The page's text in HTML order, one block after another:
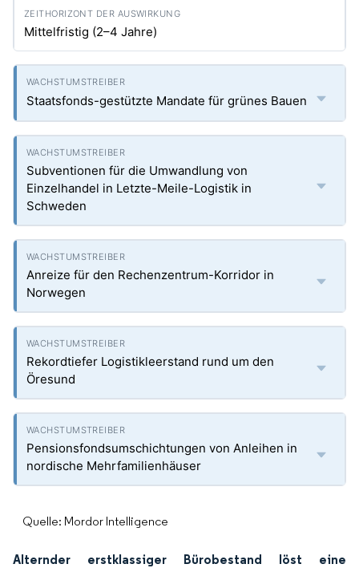
Mittelfristig (2–4 Jahre)
Staatsfonds-gestützte Mandate für grünes Bauen
Subventionen für die Umwandlung von
Einzelhandel in Letzte-Meile-Logistik in
Schweden
Anreize für den Rechenzentrum-Korridor in
Norwegen
Rekordtiefer Logistikleerstand rund um den
Öresund
Pensionsfondsumschichtungen von Anleihen in
nordische Mehrfamilienhäuser
Quelle: Mordor Intelligence
Alternder erstklassiger Bürobestand löst eine